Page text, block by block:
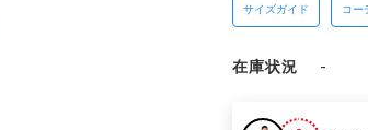
サイズガイド コー
在庫状況 -